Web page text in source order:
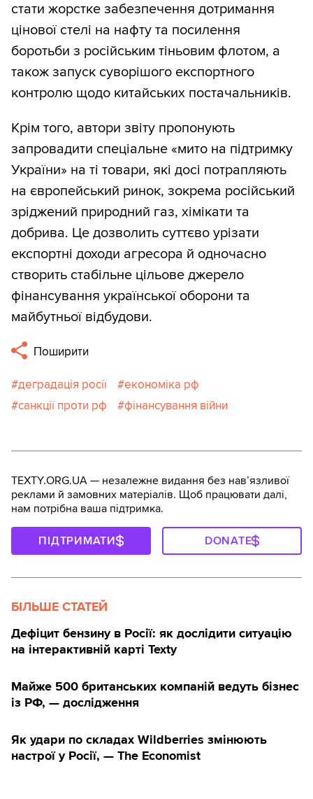
стати жорстке забезпечення дотримання
цінової стелі на нафту та посилення
боротьби з російським тіньовим флотом, а
також запуск суворішого експортного
контролю щодо китайських постачальників.
Крім того, автори звіту пропонують
запровадити спеціальне «мито на підтримку
України» на ті товари, які досі потрапляють
на європейський ринок, зокрема російський
зріджений природний газ, хімікати та
добрива. Це дозволить суттєво урізати
експортні доходи агресора й одночасно
створить стабільне цільове джерело
фінансування української оборони та
майбутньої відбудови.
Поширити
деградація росії
економіка рф
санкції проти рф
фінансування війни
TEXTY.ORG.UA — незалежне видання без навʼязливої
реклами й замовних матеріалів. Щоб працювати далі,
нам потрібна ваша підтримка.
ПІДТРИМАТИ DONATE
БІЛЬШЕ СТАТЕЙ
Дефіцит бензину в Росії: як дослідити ситуацію
на інтерактивній карті Texty
Майже 500 британських компаній ведуть бізнес
із РФ, — дослідження
Як удари по складах Wildberries змінюють
настрої у Росії, — The Economist